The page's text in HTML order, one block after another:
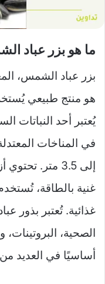
ما هو بزر عباد
بزر عباد الشمس،
هو منتج طبيعي
يُعتبر أحد النباتات
إلى 3.5 متر.
غنية بالطاقة،
غذائية. تُعتبر بذور
الصحية، البروتينات،
أساسيًا في العديد من